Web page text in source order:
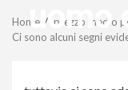
uomo
Home
prezzo medio
Ci sono alcuni segni